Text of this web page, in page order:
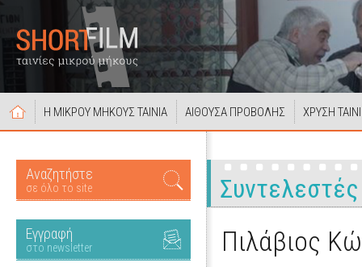
Η ΜΙΚΡΟΥ ΜΗΚΟΥΣ ΤΑΙΝΙΑ ΑΙΘΟΥΣΑ ΠΡΟΒΟΛΗΣ ΧΡΥΣΗ
Αναζητήστε
σε όλο το site
Εγγραφή
στο newsletter
Συντελεστές
Πιλάβιος